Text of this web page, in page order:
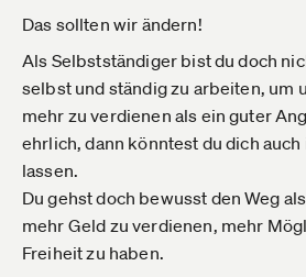
Das sollten wir ändern!
Als Selbstständiger bist du doch
selbst und ständig zu arbeiten, um
mehr zu verdienen als ein guter
ehrlich, dann könntest du dich
lassen.
Du gehst doch bewusst den Weg
mehr Geld zu verdienen, mehr
Freiheit zu haben.